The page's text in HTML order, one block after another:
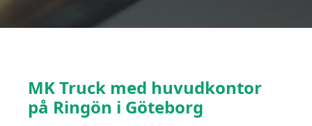
MK Truck med huvudkontor
på Ringön i Göteborg